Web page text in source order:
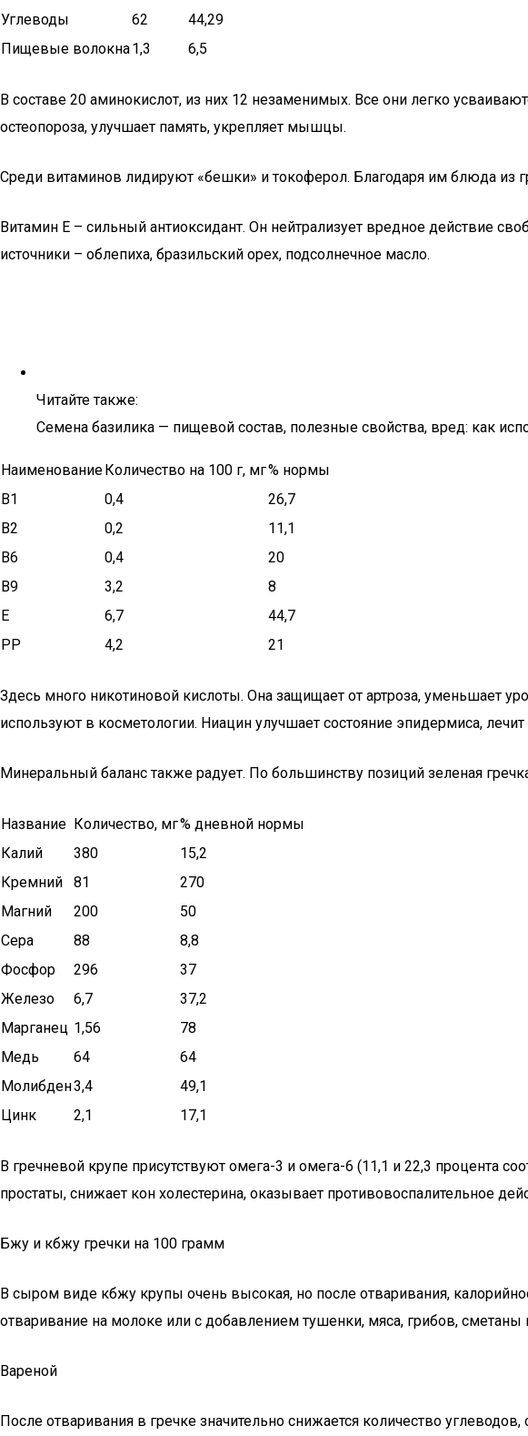
Углеводы
62
44,29
Пищевые волокна1,3 6,5
В составе 20 аминокислот, из них 12 незаменимых. Все они легко
остеопороза, улучшает память, укрепляет мышцы.
Среди витаминов лидируют «бешки» и токоферол. Благодаря им блюда из
Витамин E – сильный антиоксидант. Он нейтрализует вредное действие
источники – облепиха, бразильский орех, подсолнечное масло.
Читайте также:
Семена базилика — пищевой состав, полезные свойства, вред: как
НаименованиеКоличество на 100 г, мг% нормы
B1
0,4
26,7
B2
0,2
11,1
B6
0,4
20
B9
3,2
8
E
6,7
44,7
PP
4,2 21
Здесь много никотиновой кислоты. Она защищает от артроза, уменьшает
используют в косметологии. Ниацин улучшает состояние эпидермиса,
Минеральный баланс также радует. По большинству позиций зеленая
Название Количество, мг% дневной нормы
Калий
380
15,2
Кремний
81
270
Магний
200
50
Сера
88
8,8
Фосфор
296
37
Железо
6,7
37,2
Марганец 1,56
78
Медь
64
64
Молибден3,4
49,1
Цинк
2,1 17,1
В гречневой крупе присутствуют омега-3 и омега-6 (11,1 и 22,3 процента
простаты, снижает кон холестерина, оказывает противовоспалительное
Бжу и кбжу гречки на 100 грамм
В сыром виде кбжу крупы очень высокая, но после отваривания,
отваривание на молоке или с добавлением тушенки, мяса, грибов,
Вареной
После отваривания в гречке значительно снижается количество